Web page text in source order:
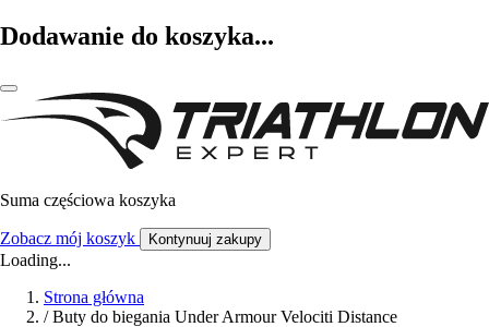
Dodawanie do koszyka...
Suma częściowa koszyka
Zobacz mój koszyk Kontynuuj zakupy
Loading...
Strona główna
/ Buty do biegania Under Armour Velociti Distance